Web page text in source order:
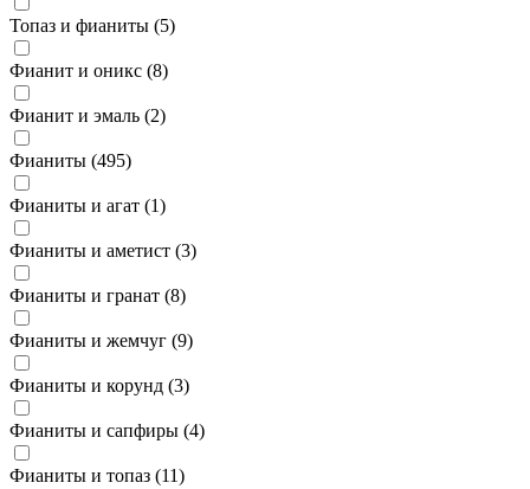
Топаз и фианиты (5)
Фианит и оникс (8)
Фианит и эмаль (2)
Фианиты (495)
Фианиты и агат (1)
Фианиты и аметист (3)
Фианиты и гранат (8)
Фианиты и жемчуг (9)
Фианиты и корунд (3)
Фианиты и сапфиры (4)
Фианиты и топаз (11)